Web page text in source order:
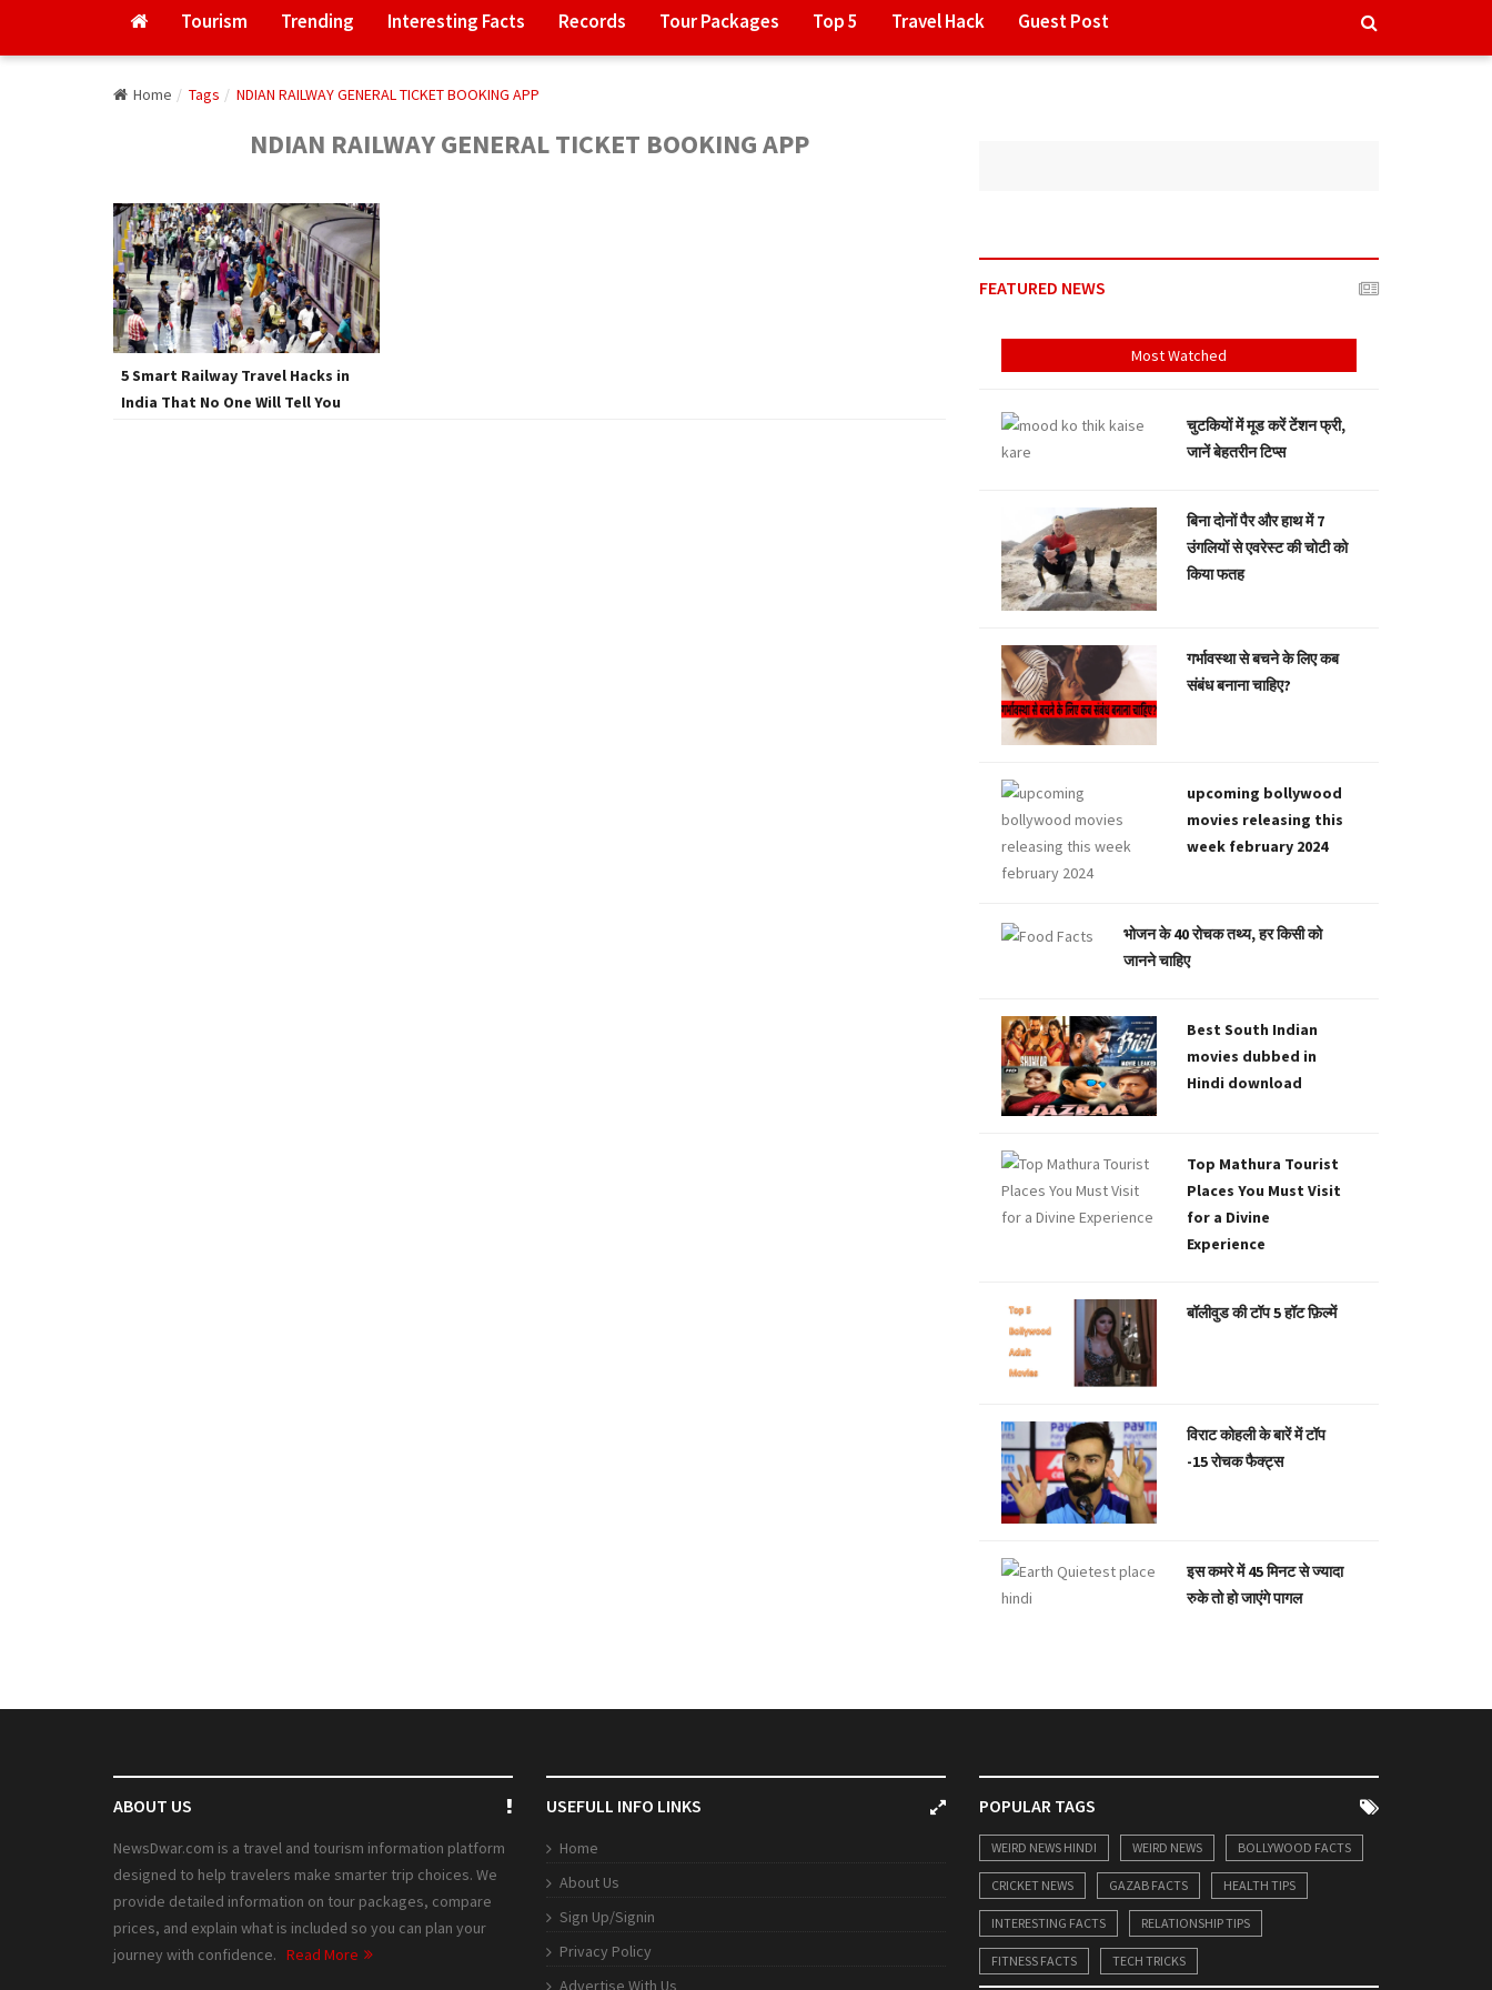
Tourism Trending Interesting Facts Records Tour Packages Top 5 Travel Hack Guest Post
Home Tags NDIAN RAILWAY GENERAL TICKET BOOKING APP
NDIAN RAILWAY GENERAL TICKET BOOKING APP
5 Smart Railway Travel Hacks in
India That No One Will Tell You
FEATURED NEWS
Most Watched
चुटकियों में मूड करें टेंशन फ्री,
जानें बेहतरीन टिप्स
बिना दोनों पैर और हाथ में 7
उंगलियों से एवरेस्ट की चोटी को
किया फतह
गर्भावस्था से बचने के लिए कब
संबंध बनाना चाहिए?
upcoming bollywood
movies releasing this
week february 2024
भोजन के 40 रोचक तथ्य, हर किसी को
जानने चाहिए
Best South Indian
movies dubbed in
Hindi download
Top Mathura Tourist
Places You Must Visit
for a Divine
Experience
बॉलीवुड की टॉप 5 हॉट फ़िल्में
विराट कोहली के बारें में टॉप
-15 रोचक फैक्ट्स
इस कमरे में 45 मिनट से ज्यादा
रुके तो हो जाएंगे पागल
ABOUT US
NewsDwar.com is a travel and tourism information platform
designed to help travelers make smarter trip choices. We
provide detailed information on tour packages, compare
prices, and explain what is included so you can plan your
journey with confidence. Read More
USEFULL INFO LINKS
Home
About Us
Sign Up/Signin
Privacy Policy
Advertise With Us
POPULAR TAGS
WEIRD NEWS HINDI WEIRD NEWS BOLLYWOOD FACTS
CRICKET NEWS GAZAB FACTS HEALTH TIPS
INTERESTING FACTS RELATIONSHIP TIPS
FITNESS FACTS TECH TRICKS